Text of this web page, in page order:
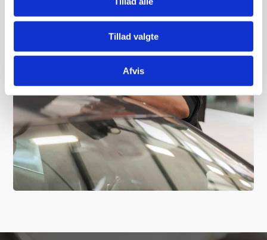
Tillad valgte
Afvis